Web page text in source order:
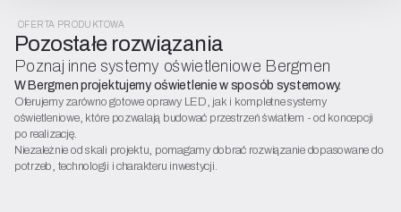
OFERTA PRODUKTOWA
Pozostałe rozwiązania
Poznaj inne systemy oświetleniowe Bergmen
W Bergmen projektujemy oświetlenie w sposób systemowy.
Oferujemy zarówno gotowe oprawy LED, jak i kompletne systemy
oświetleniowe, które pozwalają budować przestrzeń światłem - od koncepcji
po realizację.
Niezależnie od skali projektu, pomagamy dobrać rozwiązanie dopasowane do
potrzeb, technologii i charakteru inwestycji.